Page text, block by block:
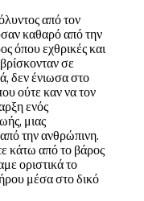
από τον
καθαρό από την
όπου εχθρικές και
σε
δεν ένιωσα στο
ούτε καν να τον
ενός
μιας
την ανθρώπινη.
κάτω από το βάρος
οριστικά το
μέσα στο δικό